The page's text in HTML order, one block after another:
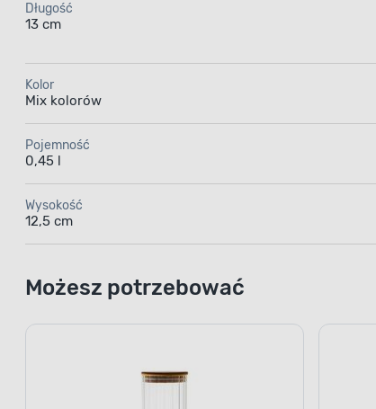
Długość
13 cm
Kolor
Mix kolorów
Pojemność
0,45 l
Wysokość
12,5 cm
Możesz potrzebować